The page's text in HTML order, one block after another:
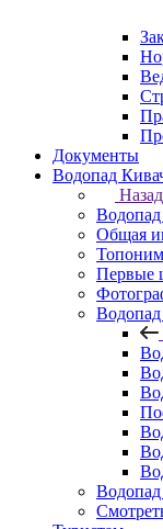
Документы
Водопад
Назад
Общая
Первые
Водопад
Водопад